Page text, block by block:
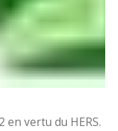
vertu du HERS.